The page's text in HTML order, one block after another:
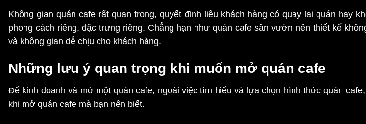
Không gian quán cafe rất quan trọng, quyết định liệu khách hàng có quay lại quán hay
phong cách riêng, đặc trưng riêng. Chẳng hạn như quán cafe sân vườn nên thiết kế
và không gian dễ chịu cho khách hàng.
Những lưu ý quan trọng khi muốn mở quán cafe
Để kinh doanh và mở một quán cafe, ngoài việc tìm hiểu và lựa chọn hình thức quán
khi mở quán cafe mà bạn nên biết.